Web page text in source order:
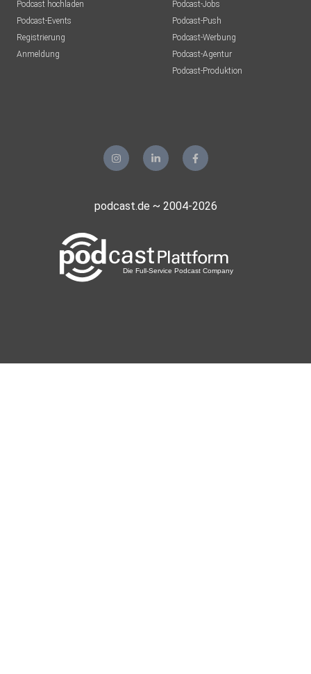
Podcast hochladen
Podcast-Events
Registrierung
Anmeldung
Podcast-Jobs
Podcast-Push
Podcast-Werbung
Podcast-Agentur
Podcast-Produktion
podcast.de ~ 2004-2026